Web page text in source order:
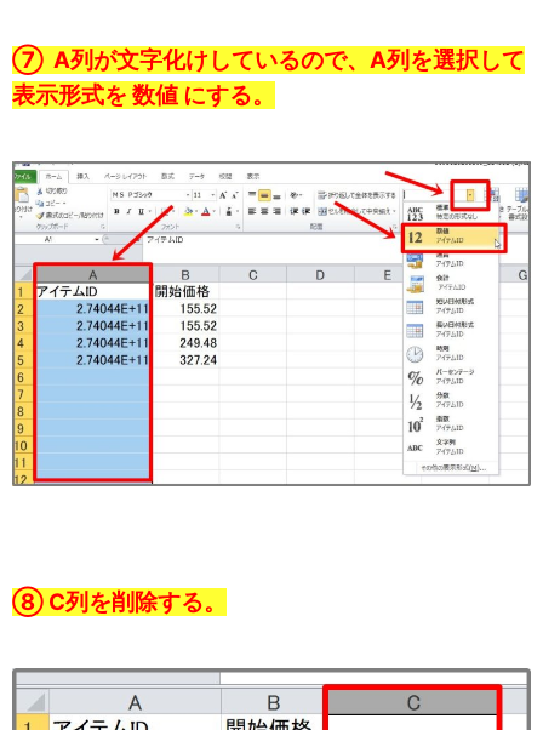
⑦ A列が文字化けしているので、A列を選択して
表示形式を 数値 にする。
⑧ C列を削除する。